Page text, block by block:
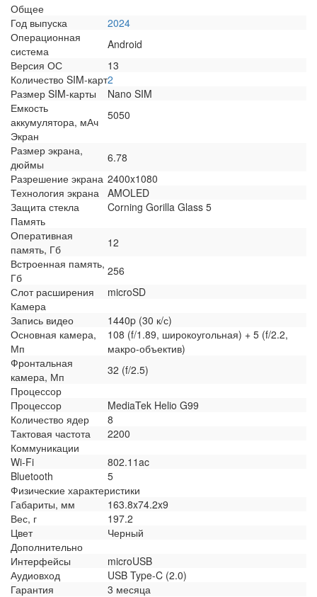
Общее
Год выпуска
2024
Операционная
система
Android
Версия ОС
13
Количество SIM-карт2
Размер SIM-карты
Nano SIM
Емкость
аккумулятора, мАч
5050
Экран
Размер экрана,
дюймы
6.78
Разрешение экрана 2400x1080
Технология экрана
AMOLED
Защита стекла
Corning Gorilla Glass 5
Память
Оперативная
память, Гб
12
Встроенная память,
Гб
256
Слот расширения
microSD
Камера
Запись видео
1440p (30 к/с)
Основная камера,
Мп
108 (f/1.89, широкоугольная) + 5 (f/2.2,
макро-объектив)
Фронтальная
камера, Мп
32 (f/2.5)
Процессор
Процессор
MediaTek Helio G99
Количество ядер
8
Тактовая частота
2200
Коммуникации
Wi-Fi
802.11ac
Bluetooth
5
Физические характеристики
Габариты, мм
163.8x74.2x9
Вес, г
197.2
Цвет
Черный
Дополнительно
Интерфейсы
microUSB
Аудиовход
USB Type-C (2.0)
Гарантия
3 месяца